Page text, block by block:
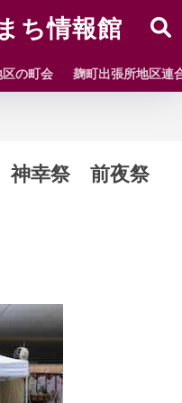
ち情報館
の町会 麹町出張所地区連
神幸祭 前夜祭